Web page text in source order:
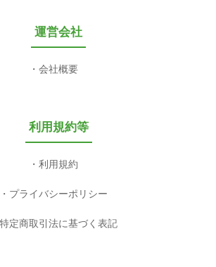
運営会社
会社概要
利用規約等
利用規約
プライバシーポリシー
特定商取引法に基づく表記